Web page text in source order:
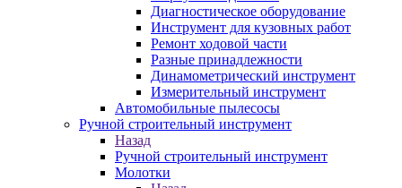
Диагностическое оборудование
Инструмент для кузовных работ
Ремонт ходовой части
Разные принадлежности
Динамометрический инструмент
Измерительный инструмент
Автомобильные пылесосы
Ручной строительный инструмент
Назад
Ручной строительный инструмент
Молотки